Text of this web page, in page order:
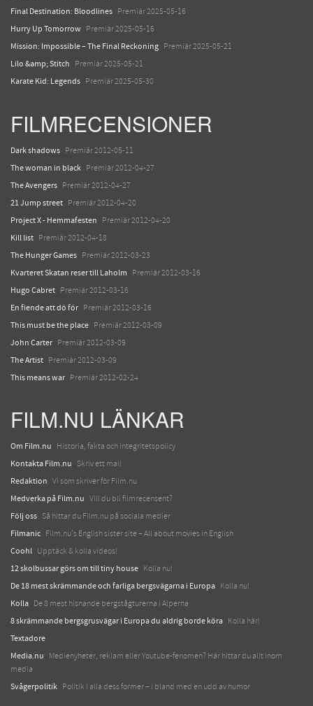
Final Destination: Bloodlines Premiär 2025-05-16
Hurry Up Tomorrow Premiär 2025-05-16
Mission: Impossible – The Final Reckoning Premiär 2025-05-21
Lilo &amp; Stitch Premiär 2025-05-21
Karate Kid: Legends Premiär 2025-05-30
FILMRECENSIONER
Dark shadows Premiär 2012-05-11
The woman in black Premiär 2012-04-27
The Avengers Premiär 2012-04-27
21 Jump street Premiär 2012-04-20
Project X - Hemmafesten Premiär 2012-04-20
Kill list Premiär 2012-04-18
The Hunger Games Premiär 2012-03-23
Kvarteret Skatan reser till Laholm Premiär 2012-03-16
Hugo Cabret Premiär 2012-03-16
En fiende att dö för Premiär 2012-03-16
This must be the place Premiär 2012-03-09
John Carter Premiär 2012-03-09
The Artist Premiär 2012-03-09
This means war Premiär 2012-02-24
FILM.NU LÄNKAR
Om Film.nu Historia, fakta och integritetspolicy
Kontakta Film.nu Skriv ett mail
Redaktion Vi som skriver för Film.nu
Medverka på Film.nu Vill du bli filmrecensent?
Följ oss Så hittar du Film.nu på sociala medier
Filmanic Film.nu's English sister site – All about movies in English
Coohl Upptäck & kolla videos!
12 skolbussar görs om till tiny house Kolla nu!
De 18 mest skrämmande och farliga bergsvägarna i Europa Kolla nu!
Kolla De 8 mest hisnande bergstågturerna i Alperna
8 skrämmande bergsgrusvägar i Europa du aldrig borde köra Kolla här!
Textadore
Media.nu
Medienyheter, reklam eller Youtube-fenomen? Här hittar du allt inom
media
Svågerpolitik Politik i alla dess former – i bland med en udd av humor